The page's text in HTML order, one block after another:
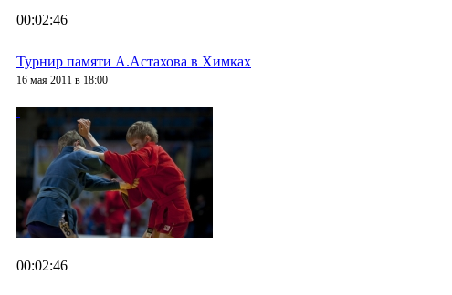
00:02:46
Турнир памяти А.Астахова в Химках
16 мая 2011 в 18:00
00:02:46